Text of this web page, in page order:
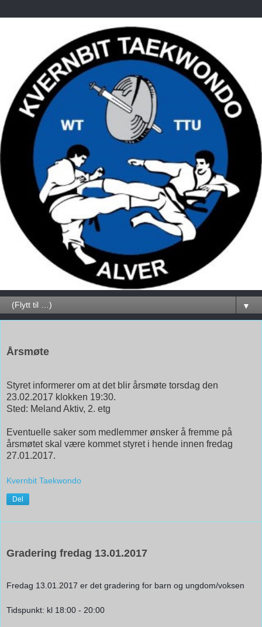
▼
Årsmøte
Styret informerer om at det blir årsmøte torsdag den
23.02.2017 klokken 19:30.
Sted: Meland Aktiv, 2. etg
Eventuelle saker som medlemmer ønsker å fremme på
årsmøtet skal være kommet styret i hende innen fredag
27.01.2017.
Kvernbit Taekwondo
Del
Gradering fredag 13.01.2017
Fredag 13.01.2017 er det gradering for barn og ungdom/voksen
Tidspunkt: kl 18:00 - 20:00